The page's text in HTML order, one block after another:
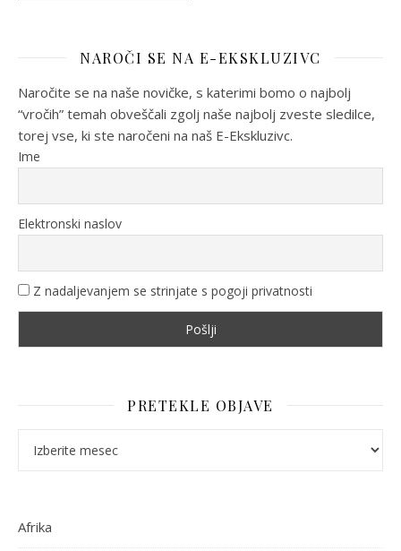
NAROČI SE NA E-EKSKLUZIVC
Naročite se na naše novičke, s katerimi bomo o najbolj
“vročih” temah obveščali zgolj naše najbolj zveste sledilce,
torej vse, ki ste naročeni na naš E-Ekskluzivc.
Ime
Elektronski naslov
Z nadaljevanjem se strinjate s pogoji privatnosti
PRETEKLE OBJAVE
Afrika